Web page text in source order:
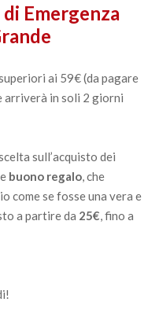
Emergenza
ai 59€ (da pagare
arriverà in soli 2 giorni
sull’acquisto dei
buono regalo, che
come se fosse una vera e
a partire da 25€, fino a